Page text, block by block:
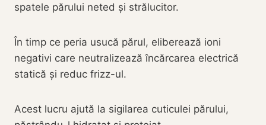
spatele părului neted și strălucitor.
În timp ce peria usucă părul, eliberează ioni
negativi care neutralizează încărcarea electrică
statică și reduc frizz-ul.
Acest lucru ajută la sigilarea cuticulei părului,